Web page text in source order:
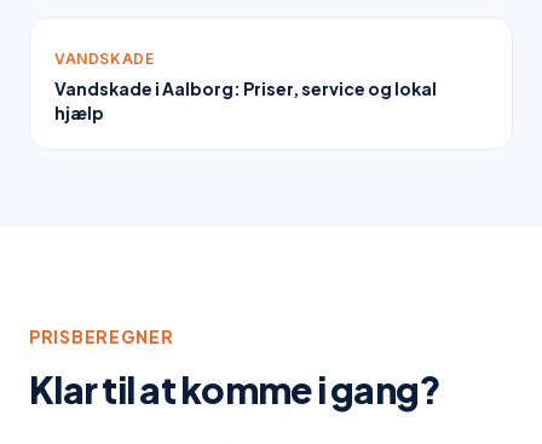
VANDSKADE
Vandskade i Aalborg: Priser, service og lokal
hjælp
PRISBEREGNER
Klar til at komme i gang?